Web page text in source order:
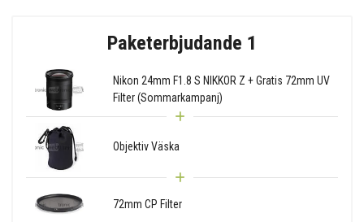
Paketerbjudande 1
Nikon 24mm F1.8 S NIKKOR Z + Gratis 72mm UV
Filter (Sommarkampanj)
Objektiv Väska
72mm CP Filter